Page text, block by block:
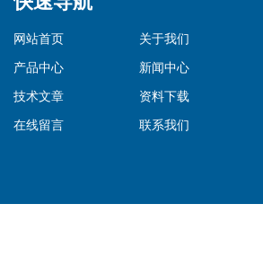
网站首页
关于我们
产品中心
新闻中心
技术文章
资料下载
在线留言
联系我们